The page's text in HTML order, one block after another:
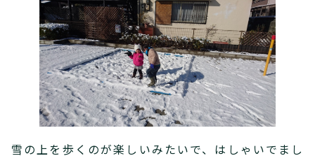
雪の上を歩くのが楽しいみたいで、はしゃいでまし